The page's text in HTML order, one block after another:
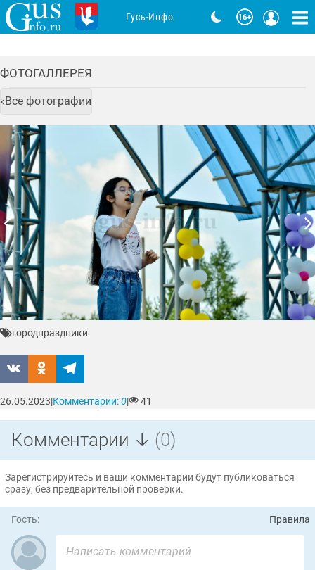
ФОТОГАЛЛЕРЕЯ
Все фотографии
городпраздники
26.05.2023|Комментарии:0| 41
Комментарии ↓ (0)
Зарегистрируйтесь и ваши комментарии будут публиковаться
сразу, без предварительной проверки.
Гость: Правила
Гусь-Инфо